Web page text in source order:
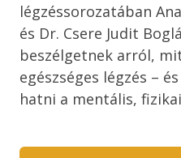
légzéssorozatában
és Dr. Csere Judit
beszélgetnek arról,
egészséges légzés –
hatni a mentális,